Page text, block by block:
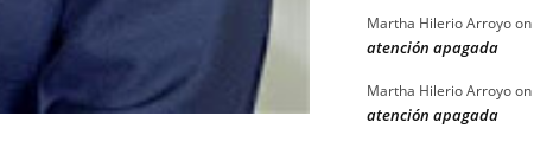
Martha Hilerio Arroyoon
atención apagada
Martha Hilerio Arroyoon
atención apagada